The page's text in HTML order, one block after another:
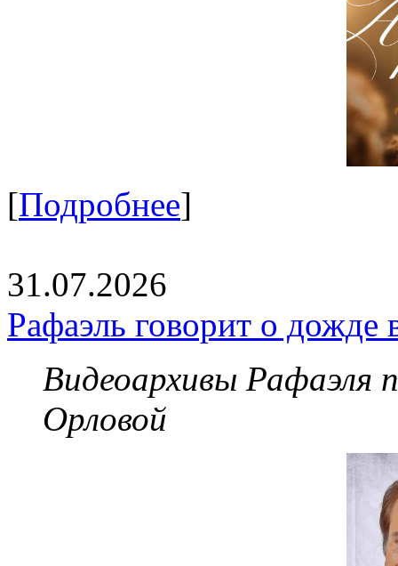
[Подробнее]
31.07.2026
Рафаэль говорит о дожде
Видеоархивы Рафаэля
Орловой